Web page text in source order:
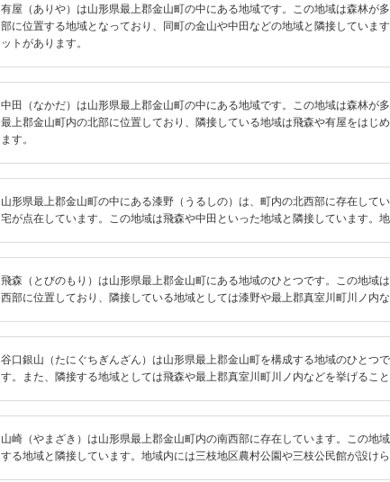
有屋（ありや）は山形県最上郡金山町の中にある地域です。この地域は森林
部に位置する地域となっており、同町の金山や中田などの地域と隣接してい
ットがあります。
中田（なかだ）は山形県最上郡金山町の中にある地域です。この地域は森林が
最上郡金山町内の北部に位置しており、隣接している地域は飛森や有屋をは
ます。
山形県最上郡金山町の中にある漆野（うるしの）は、町内の北西部に存在し
宅が点在しています。この地域は飛森や中田といった地域と隣接しています。
飛森（とびのもり）は山形県最上郡金山町にある地域のひとつです。この地
西部に位置しており、隣接している地域としては漆野や最上郡真室川町川ノ内
谷口銀山（たにぐちぎんざん）は山形県最上郡金山町を構成する地域のひとつ
す。また、隣接する地域としては飛森や最上郡真室川町川ノ内などを挙げるこ
山崎（やまざき）は山形県最上郡金山町内の南西部に存在しています。この地
する地域と隣接しています。地域内には三枝地区農村公園や三枝公民館が設け